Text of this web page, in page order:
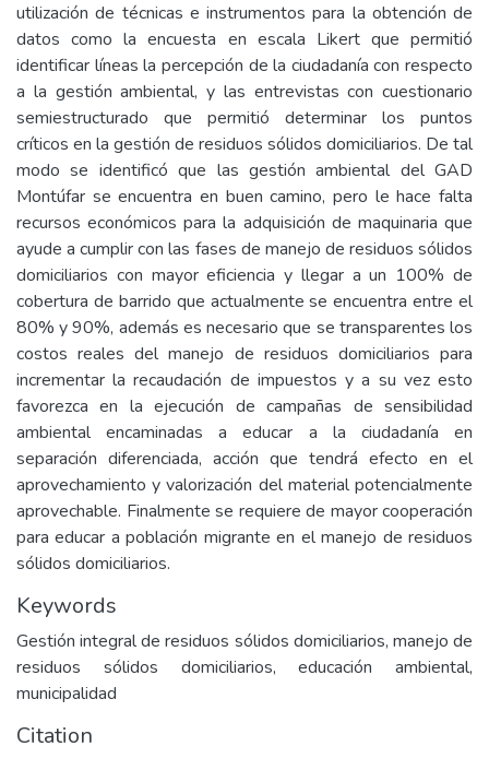
utilización de técnicas e instrumentos para la obtención de
datos como la encuesta en escala Likert que permitió
identificar líneas la percepción de la ciudadanía con respecto
a la gestión ambiental, y las entrevistas con cuestionario
semiestructurado que permitió determinar los puntos
críticos en la gestión de residuos sólidos domiciliarios. De tal
modo se identificó que las gestión ambiental del GAD
Montúfar se encuentra en buen camino, pero le hace falta
recursos económicos para la adquisición de maquinaria que
ayude a cumplir con las fases de manejo de residuos sólidos
domiciliarios con mayor eficiencia y llegar a un 100% de
cobertura de barrido que actualmente se encuentra entre el
80% y 90%, además es necesario que se transparentes los
costos reales del manejo de residuos domiciliarios para
incrementar la recaudación de impuestos y a su vez esto
favorezca en la ejecución de campañas de sensibilidad
ambiental encaminadas a educar a la ciudadanía en
separación diferenciada, acción que tendrá efecto en el
aprovechamiento y valorización del material potencialmente
aprovechable. Finalmente se requiere de mayor cooperación
para educar a población migrante en el manejo de residuos
sólidos domiciliarios.
Keywords
Gestión integral de residuos sólidos domiciliarios, manejo de
residuos sólidos domiciliarios, educación ambiental,
municipalidad
Citation